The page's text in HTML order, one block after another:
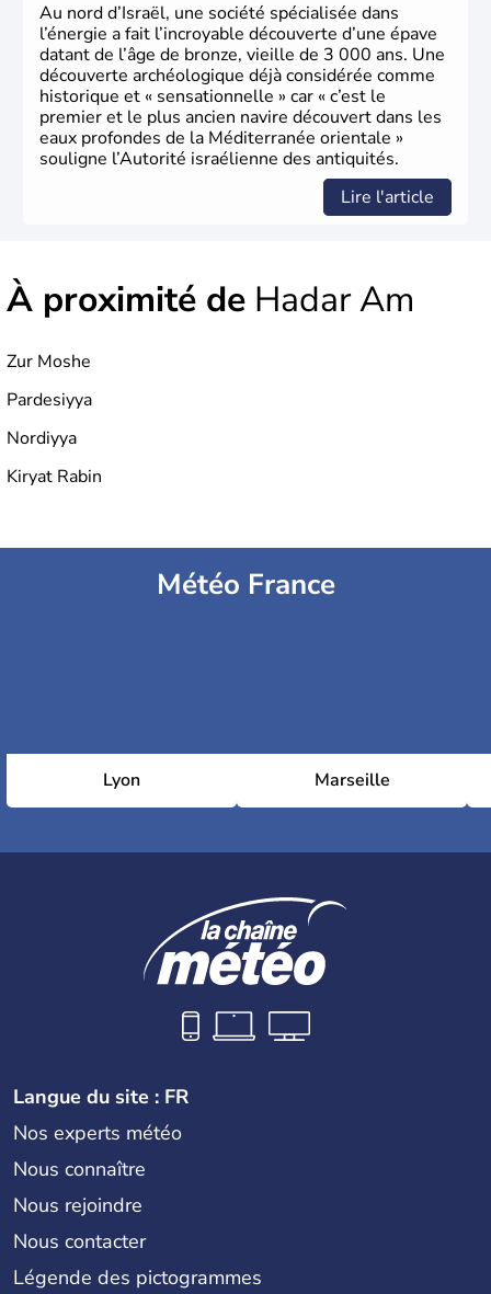
Au nord d’Israël, une société spécialisée dans
l’énergie a fait l’incroyable découverte d’une épave
datant de l’âge de bronze, vieille de 3 000 ans. Une
découverte archéologique déjà considérée comme
historique et « sensationnelle » car « c’est le
premier et le plus ancien navire découvert dans les
eaux profondes de la Méditerranée orientale »
souligne l’Autorité israélienne des antiquités.
Lire l'article
À proximité de Hadar Am
Zur Moshe
Pardesiyya
Nordiyya
Kiryat Rabin
Météo France
Lyon Marseille
Langue du site : FR
Nos experts météo
Nous connaître
Nous rejoindre
Nous contacter
Légende des pictogrammes